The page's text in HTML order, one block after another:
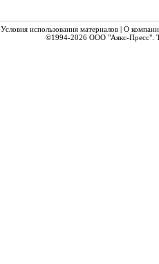
Условия использования материалов| О
©1994-2026 ООО "Аякс-Пресс".